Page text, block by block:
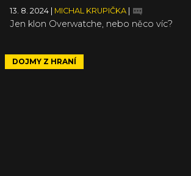
13. 8. 2024 MICHAL KRUPIČKA
Jen klon Overwatche, nebo něco víc?
DOJMY Z HRANÍ